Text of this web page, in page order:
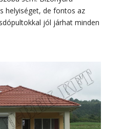
helyiséget, de fontos az
jól járhat minden